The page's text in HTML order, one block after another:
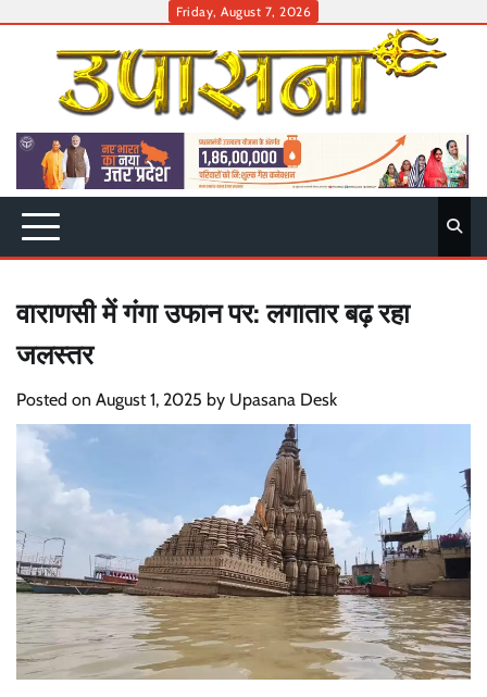
Friday, August 7, 2026
वाराणसी में गंगा उफान पर: लगातार बढ़ रहा
जलस्तर
Posted on August 1, 2025 by Upasana Desk